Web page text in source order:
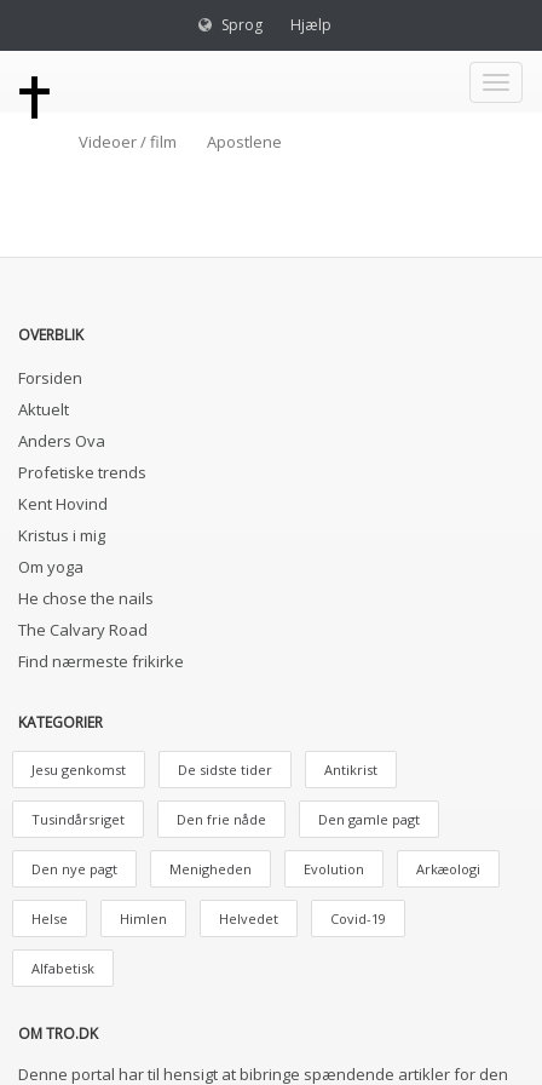
Sprog Hjælp
Toggle
Videoer / film Apostlene
OVERBLIK
Forsiden
Aktuelt
Anders Ova
Profetiske trends
Kent Hovind
Kristus i mig
Om yoga
He chose the nails
The Calvary Road
Find nærmeste frikirke
KATEGORIER
Jesu genkomst De sidste tider Antikrist
Tusindårsriget Den frie nåde Den gamle pagt
Den nye pagt Menigheden Evolution Arkæologi
Helse Himlen Helvedet Covid-19
Alfabetisk
OM TRO.DK
Denne portal har til hensigt at bibringe spændende artikler for den